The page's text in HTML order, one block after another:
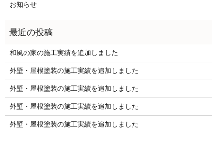
お知らせ
和風の家の施工実績を追加しました
外壁・屋根塗装の施工実績を追加しました
外壁・屋根塗装の施工実績を追加しました
外壁・屋根塗装の施工実績を追加しました
外壁・屋根塗装の施工実績を追加しました